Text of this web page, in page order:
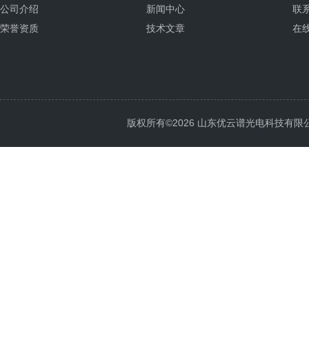
公司介绍
荣誉资质
新闻中心
技术文章
联
在
版权所有©2026 山东优云谱光电科技有